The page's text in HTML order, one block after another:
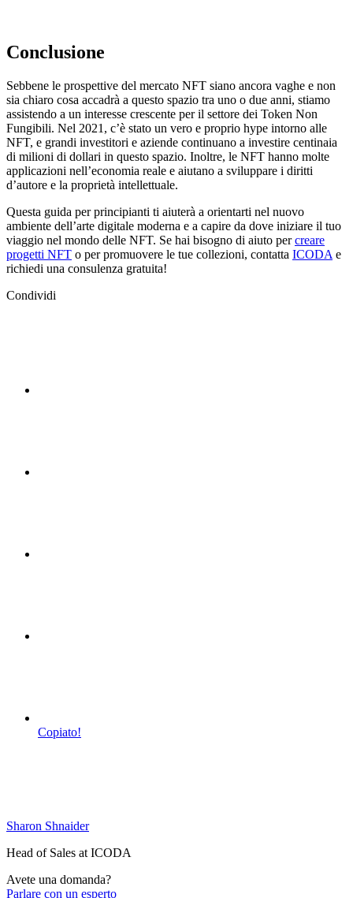
Conclusione
Sebbene le prospettive del mercato NFT siano ancora vaghe e non
sia chiaro cosa accadrà a questo spazio tra uno o due anni, stiamo
assistendo a un interesse crescente per il settore dei Token Non
Fungibili. Nel 2021, c’è stato un vero e proprio hype intorno alle
NFT, e grandi investitori e aziende continuano a investire centinaia
di milioni di dollari in questo spazio. Inoltre, le NFT hanno molte
applicazioni nell’economia reale e aiutano a sviluppare i diritti
d’autore e la proprietà intellettuale.
Questa guida per principianti ti aiuterà a orientarti nel nuovo
ambiente dell’arte digitale moderna e a capire da dove iniziare il tuo
viaggio nel mondo delle NFT. Se hai bisogno di aiuto percreare
progetti NFT o per promuovere le tue collezioni, contatta ICODA e
richiedi una consulenza gratuita!
Condividi
Copiato!
Sharon Shnaider
Head of Sales at ICODA
Avete una domanda?
Parlare con un esperto